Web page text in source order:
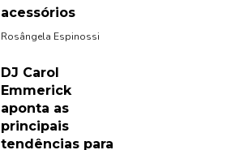
acessórios
Rosângela Espinossi
DJ Carol
Emmerick
aponta as
principais
tendências para